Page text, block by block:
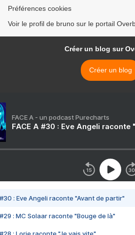
Préférences cookies
Voir le profil de bruno sur le portail
Créer un blog sur
Créer un blog
FACE A - un podcast Purecharts
FACE A #30 : Eve Angeli raconte
#30 : Eve Angeli raconte "Avant de partir"
#29 : MC Solaar raconte "Bouge de là"